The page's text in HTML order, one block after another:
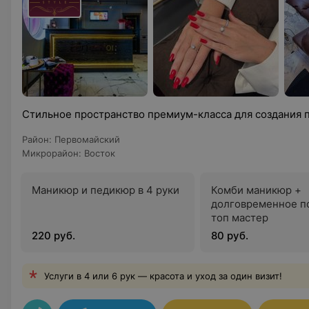
Стильное пространство премиум-класса для создания
Район: Первомайский
Микрорайон: Восток
Маникюр и педикюр в 4 руки
220 руб.
Комби маникюр +
долговременное
топ мастер
80 руб.
Услуги в 4 или 6 рук — красота и уход за один визит!